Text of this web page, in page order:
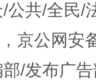
公共/全民/
京公网安
/发布广